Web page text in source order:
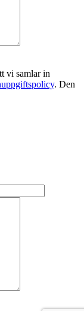
vi samlar in
. Den